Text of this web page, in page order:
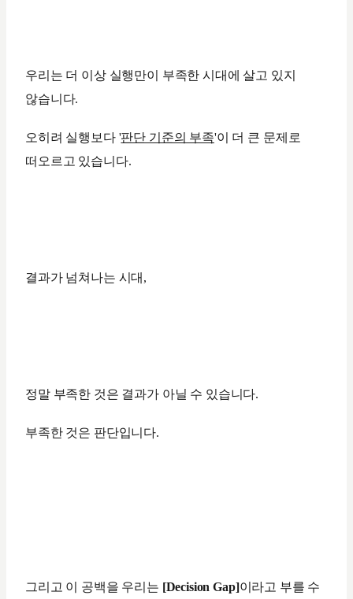
우리는 더 이상 실행만이 부족한 시대에 살고 있지
않습니다.
오히려 실행보다 '판단 기준의 부족'이 더 큰 문제로
떠오르고 있습니다.
결과가 넘쳐나는 시대,
정말 부족한 것은 결과가 아닐 수 있습니다.
부족한 것은 판단입니다.
그리고 이 공백을 우리는 [Decision Gap]이라고 부를 수